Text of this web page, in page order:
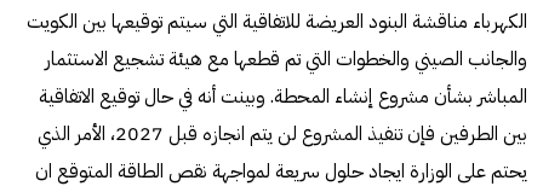
الكهرباء مناقشة البنود العريضة للاتفاقية التي سيتم توقيعها بين الكويت
والجانب الصيني والخطوات التي تم قطعها مع هيئة تشجيع الاستثمار
المباشر بشأن مشروع إنشاء المحطة. وبينت أنه في حال توقيع الاتفاقية
بين الطرفين فإن تنفيذ المشروع لن يتم انجازه قبل 2027، الأمر الذي
يحتم على الوزارة ايجاد حلول سريعة لمواجهة نقص الطاقة المتوقع ان